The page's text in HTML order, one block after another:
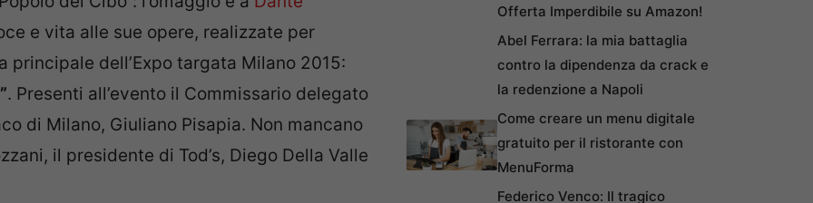
e vita alle sue opere, realizzate per
dell’Expo targata Milano 2015:
. Presenti all’evento il Commissario delegato
di Milano, Giuliano Pisapia. Non mancano
il presidente di Tod’s, Diego Della Valle
Offerta Imperdibile su Amazon!
Abel Ferrara: la mia battaglia
contro la dipendenza da crack e
la redenzione a Napoli
Come creare un menu digitale
gratuito per il ristorante con
MenuForma
Federico Venco: Il tragico